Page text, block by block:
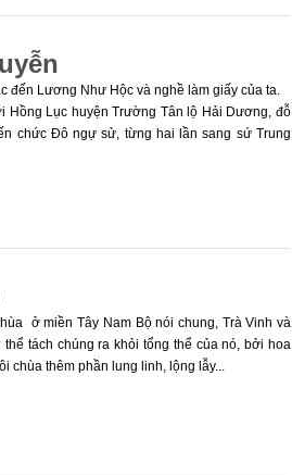
đến Lương Như Hộc và nghề làm giấy của ta.
Hồng Lục huyện Trường Tân lộ Hải Dương, đỗ
chức Đô ngự sử, từng hai lần sang sứ Trung
ở miền Tây Nam Bộ nói chung, Trà Vinh và
tách chúng ra khỏi tổng thể của nó, bởi hoa
chùa thêm phần lung linh, lộng lẫy...